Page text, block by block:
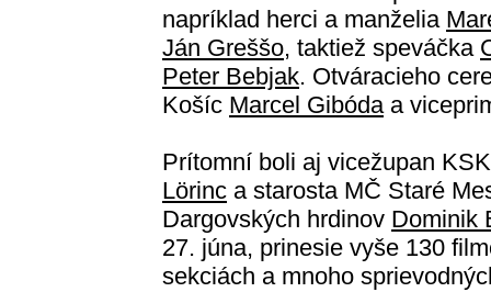
napríklad herci a manželia
Ján Greššo, taktiež speváčka
Peter Bebjak. Otváracieho
Košíc Marcel Gibódaa
Prítomní boli aj vicežupan
Lörinc a starosta MČ Staré
Dargovských hrdinov Dominik
27. júna, prinesie vyše 130
sekciách a mnoho